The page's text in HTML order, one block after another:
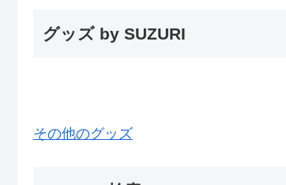
グッズ by SUZURI
その他のグッズ